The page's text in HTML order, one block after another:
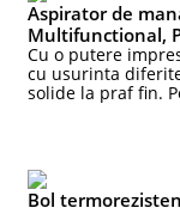
Aspirator de
Multifunctional,
Cu o putere
cu usurinta
solide la praf fin.
Bol